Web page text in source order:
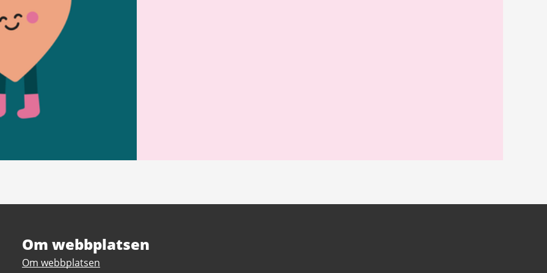
Om webbplatsen
Om webbplatsen